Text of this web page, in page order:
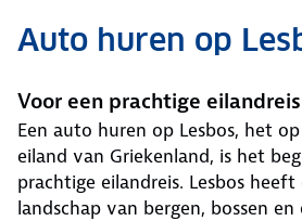
Auto huren op
Voor een prachtige eilandreis
Een auto huren op Lesbos, het
eiland van Griekenland, is het
prachtige eilandreis. Lesbos
landschap van bergen, bossen